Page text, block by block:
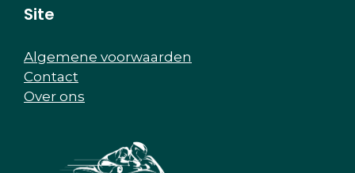
Site
Algemene voorwaarden
Contact
Over ons